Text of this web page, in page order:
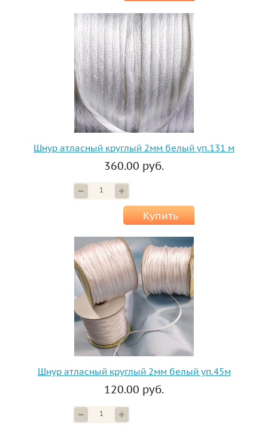
Шнур атласный круглый 2мм белый уп.131 м
360.00 руб.
Купить
Шнур атласный круглый 2мм белый уп.45м
120.00 руб.